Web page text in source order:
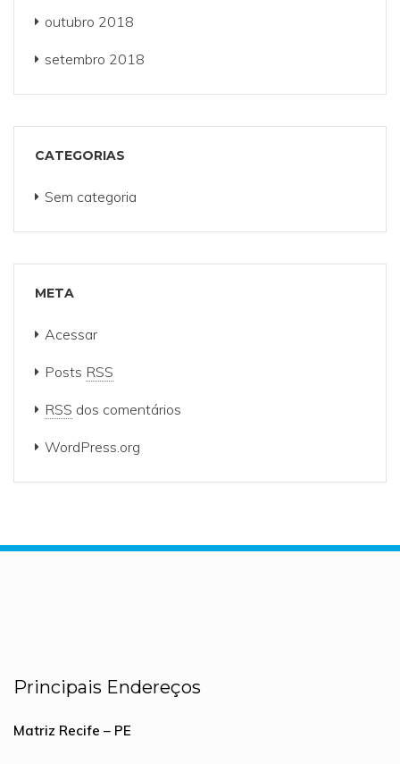
outubro 2018
setembro 2018
CATEGORIAS
Sem categoria
META
Acessar
Posts RSS
RSS dos comentários
WordPress.org
Principais Endereços
Matriz Recife – PE